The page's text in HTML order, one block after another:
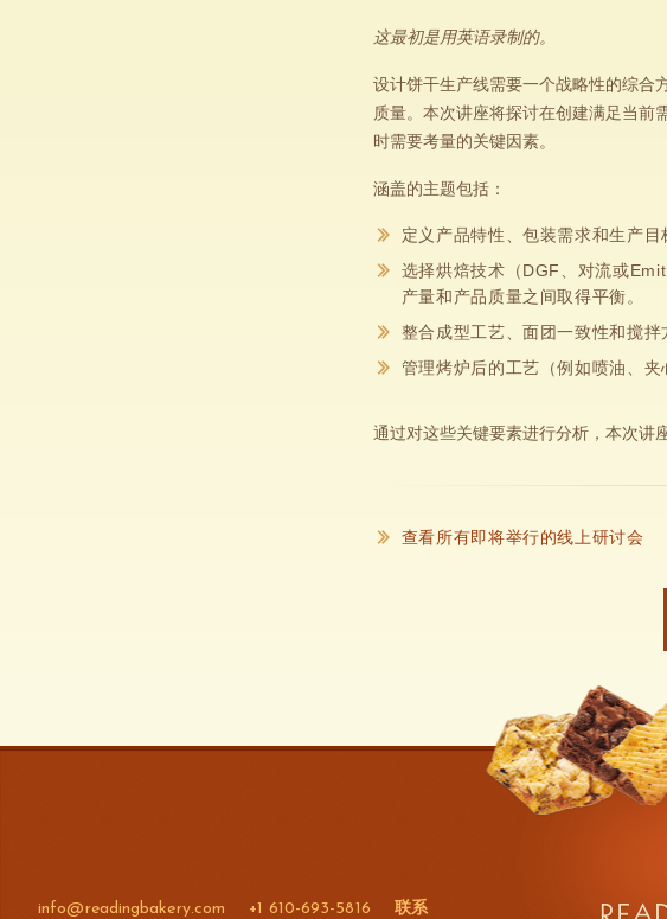
这最初是用英语录制的。
设计饼干生产线需要一个战略性的综合
质量。本次讲座将探讨在创建满足当前
时需要考量的关键因素。
涵盖的主题包括：
定义产品特性、包装需求和生产目
选择烘焙技术（DGF、对流或
产量和产品质量之间取得平衡。
整合成型工艺、面团一致性和搅拌
管理烤炉后的工艺（例如喷油、夹
通过对这些关键要素进行分析，本次讲
查看所有即将举行的线上研讨会
info@readingbakery.com +1 610-693-5816 联系